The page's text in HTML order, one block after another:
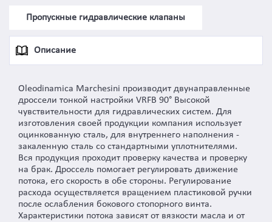
Пропускные гидравлические клапаны
Описание
Oleodinamica Marchesini производит двунаправленные
дроссели тонкой настройки VRFB 90° Высокой
чувствительности для гидравлических систем. Для
изготовления своей продукции компания использует
оцинкованную сталь, для внутреннего наполнения -
закаленную сталь со стандартными уплотнителями.
Вся продукция проходит проверку качества и проверку
на брак. Дроссель помогает регулировать движение
потока, его скорость в обе стороны. Регулирование
расхода осуществляется вращением пластиковой ручки
после ослабления бокового стопорного винта.
Характеристики потока зависят от вязкости масла и от